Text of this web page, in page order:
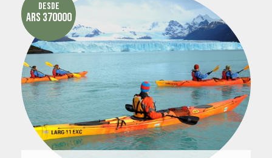
Desde
ARS 370000